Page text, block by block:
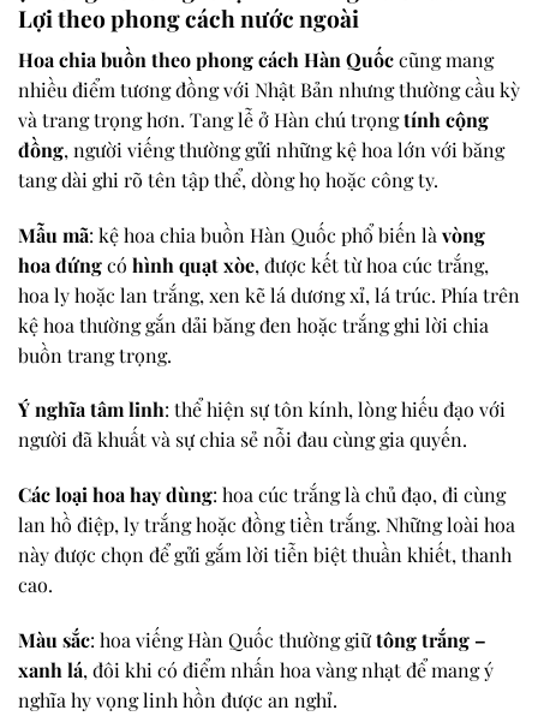
Lợi theo phong cách nước ngoài
Hoa chia buồn theo phong cách Hàn Quốccũng mang
nhiều điểm tương đồng với Nhật Bản nhưng thường cầu kỳ
và trang trọng hơn. Tang lễ ở Hàn chú trọngtính cộng
đồng, người viếng thường gửi những kệ hoa lớn với băng
tang dài ghi rõ tên tập thể, dòng họ hoặc công ty.
Mẫu mã: kệ hoa chia buồn Hàn Quốc phổ biến là vòng
hoa đứngcó hình quạt xòe, được kết từ hoa cúc trắng,
hoa ly hoặc lan trắng, xen kẽ lá dương xỉ, lá trúc. Phía trên
kệ hoa thường gắn dải băng đen hoặc trắng ghi lời chia
buồn trang trọng.
Ý nghĩa tâm linh: thể hiện sự tôn kính, lòng hiếu đạo với
người đã khuất và sự chia sẻ nỗi đau cùng gia quyến.
Các loại hoa hay dùng: hoa cúc trắng là chủ đạo, đi cùng
lan hồ điệp, ly trắng hoặc đồng tiền trắng. Những loài hoa
này được chọn để gửi gắm lời tiễn biệt thuần khiết, thanh
cao.
Màu sắc: hoa viếng Hàn Quốc thường giữtông trắng –
xanh lá, đôi khi có điểm nhấn hoa vàng nhạt để mang ý
nghĩa hy vọng linh hồn được an nghỉ.